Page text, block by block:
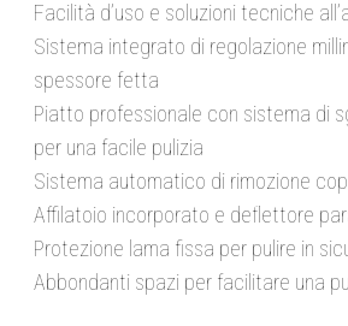
Facilità d’uso e soluzioni tecniche
Sistema integrato di regolazione
spessore fetta
Piatto professionale con sistema di
per una facile pulizia
Sistema automatico di rimozione
Affilatoio incorporato e deflettore
Protezione lama fissa per pulire in
Abbondanti spazi per facilitare una